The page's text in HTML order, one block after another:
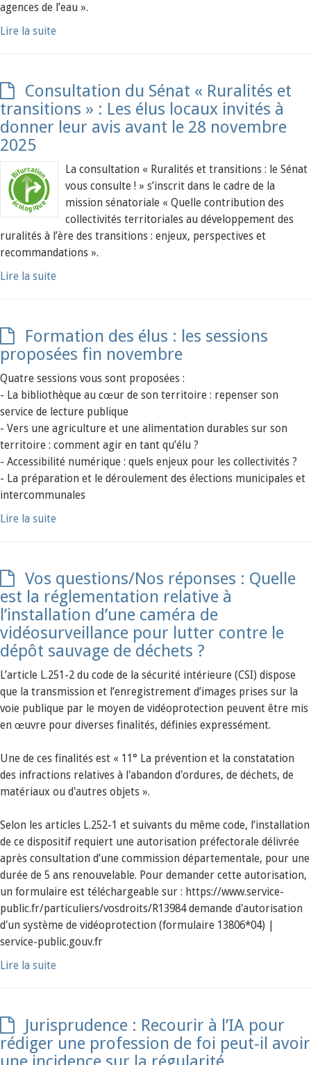
agences de l’eau ».
Lire la suite
Consultation du Sénat « Ruralités et
transitions » : Les élus locaux invités à
donner leur avis avant le 28 novembre
2025
La consultation « Ruralités et transitions : le Sénat
vous consulte ! » s’inscrit dans le cadre de la
mission sénatoriale « Quelle contribution des
collectivités territoriales au développement des
ruralités à l’ère des transitions : enjeux, perspectives et
recommandations ».
Lire la suite
Formation des élus : les sessions
proposées fin novembre
Quatre sessions vous sont proposées :
- La bibliothèque au cœur de son territoire : repenser son
service de lecture publique
- Vers une agriculture et une alimentation durables sur son
territoire : comment agir en tant qu’élu ?
- Accessibilité numérique : quels enjeux pour les collectivités ?
- La préparation et le déroulement des élections municipales et
intercommunales
Lire la suite
Vos questions/Nos réponses : Quelle
est la réglementation relative à
l’installation d’une caméra de
vidéosurveillance pour lutter contre le
dépôt sauvage de déchets ?
L’article L.251-2 du code de la sécurité intérieure (CSI) dispose
que la transmission et l’enregistrement d’images prises sur la
voie publique par le moyen de vidéoprotection peuvent être mis
en œuvre pour diverses finalités, définies expressément.
Une de ces finalités est « 11° La prévention et la constatation
des infractions relatives à l'abandon d'ordures, de déchets, de
matériaux ou d'autres objets ».
Selon les articles L.252-1 et suivants du même code, l’installation
de ce dispositif requiert une autorisation préfectorale délivrée
après consultation d’une commission départementale, pour une
durée de 5 ans renouvelable. Pour demander cette autorisation,
un formulaire est téléchargeable sur : https://www.service-
public.fr/particuliers/vosdroits/R13984 demande d'autorisation
d'un système de vidéoprotection (formulaire 13806*04) |
service-public.gouv.fr
Lire la suite
Jurisprudence : Recourir à l’IA pour
rédiger une profession de foi peut-il avoir